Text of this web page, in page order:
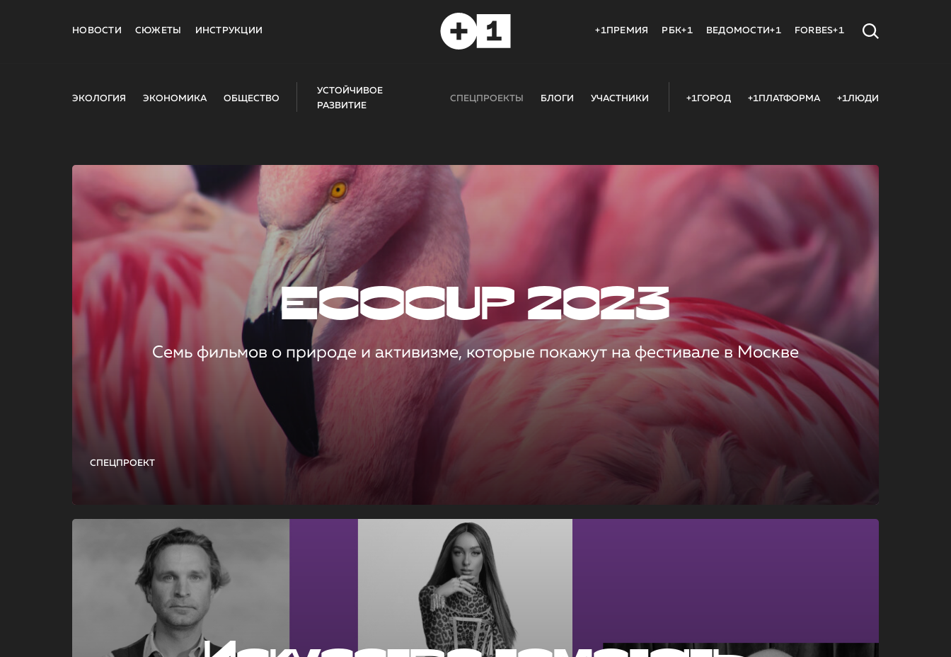
НОВОСТИ СЮЖЕТЫ ИНСТРУКЦИИ +1ПРЕМИЯ РБК+1 ВЕДОМОСТИ+1 FORBES+1
ЭКОЛОГИЯ ЭКОНОМИКА ОБЩЕСТВО
УСТОЙЧИВОЕ
РАЗВИТИЕ
СПЕЦПРОЕКТЫ БЛОГИ УЧАСТНИКИ +1ГОРОД +1ПЛАТФОРМА +1ЛЮДИ
СПЕЦПРОЕКТ
ECOCUP 2023
Семь фильмов о природе и активизме, которые покажут на фестивале в Москве